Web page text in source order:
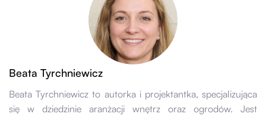
Beata Tyrchniewicz
Beata Tyrchniewicz to autorka i projektantka, specjalizująca
się w dziedzinie aranżacji wnętrz oraz ogrodów. Jest